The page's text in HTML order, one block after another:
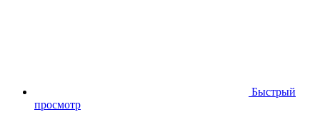
Быстрый
просмотр